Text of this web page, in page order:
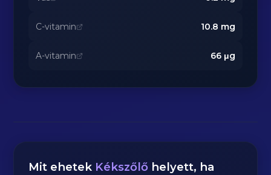
C-vitamin 10.8 mg
A-vitamin 66μg
Mit ehetek Kékszőlő helyett, ha